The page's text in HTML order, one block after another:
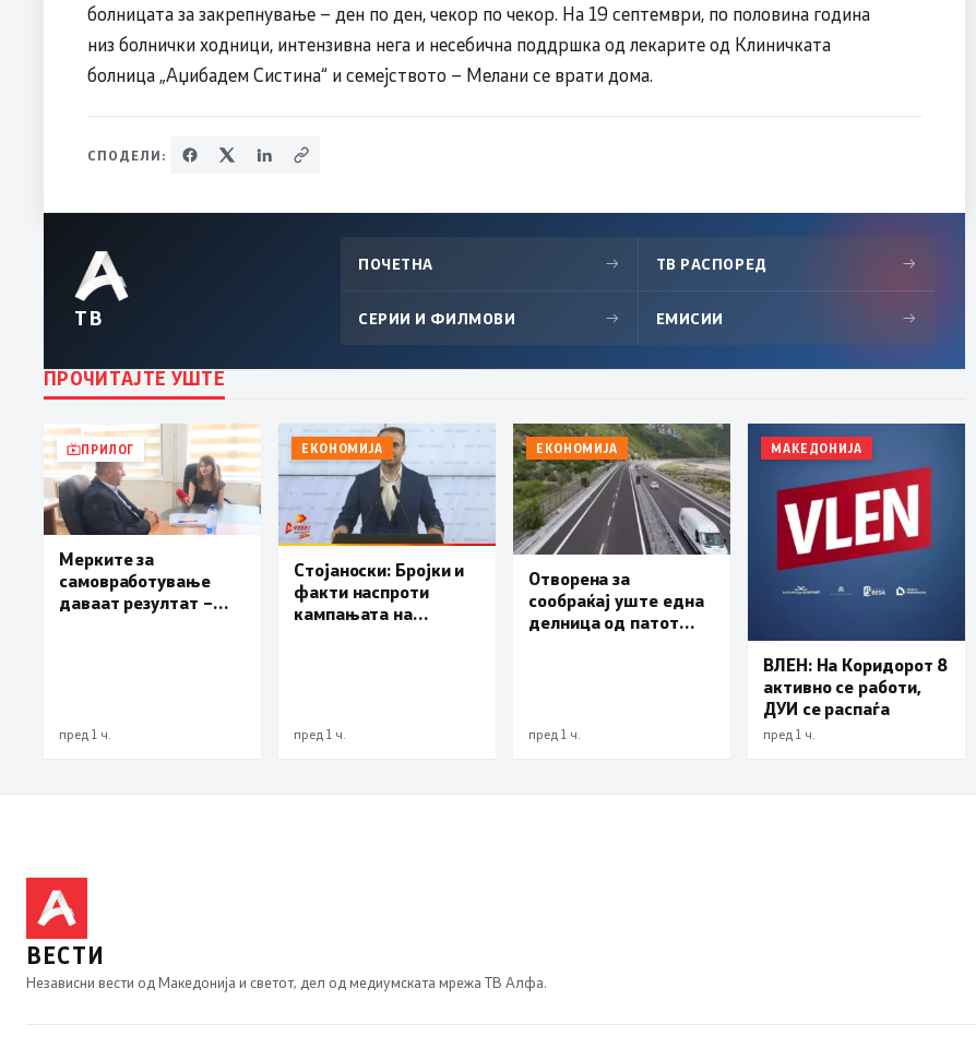
болницата за закрепнување – ден по ден, чекор по чекор. На 19 септември, по половина година
низ болнички ходници, интензивна нега и несебична поддршка од лекарите од Клиничката
болница „Аџибадем Систина“ и семејството – Мелани се врати дома.
СПОДЕЛИ:
ТВ
ПОЧЕТНА → ТВ РАСПОРЕД →
СЕРИИ И ФИЛМОВИ → ЕМИСИИ →
ПРОЧИТАЈТЕ УШТЕ
ПРИЛОГ
Мерките за
самовработување
даваат резултат –
пред 1 ч.
ЕКОНОМИЈА
Стојаноски: Бројки и
факти наспроти
кампањата на
пред 1 ч.
ЕКОНОМИЈА
Отворена за
сообраќај уште една
делница од патот
пред 1 ч.
МАКЕДОНИЈА
ВЛЕН: На Коридорот 8
активно се работи,
ДУИ се распаѓа
пред 1 ч.
ВЕСТИ
Независни вести од Македонија и светот, дел од медиумската мрежа ТВ Алфа.